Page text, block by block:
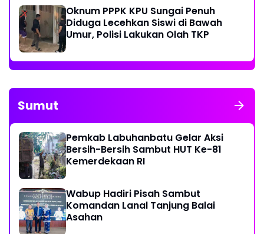
Oknum PPPK KPU Sungai Penuh
Diduga Lecehkan Siswi di Bawah
Umur, Polisi Lakukan Olah TKP
Sumut
Pemkab Labuhanbatu Gelar Aksi
Bersih-Bersih Sambut HUT Ke-81
Kemerdekaan RI
Wabup Hadiri Pisah Sambut
Komandan Lanal Tanjung Balai
Asahan